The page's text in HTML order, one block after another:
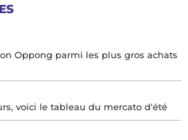
Oppong parmi les plus gros achats
voici le tableau du mercato d'été